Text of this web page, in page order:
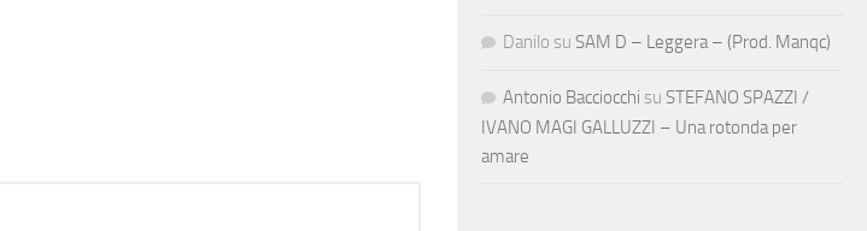
Danilo su SAM D – Leggera – (Prod. Manqc)
Antonio Bacciocchi su STEFANO SPAZZI /
IVANO MAGI GALLUZZI – Una rotonda per
amare